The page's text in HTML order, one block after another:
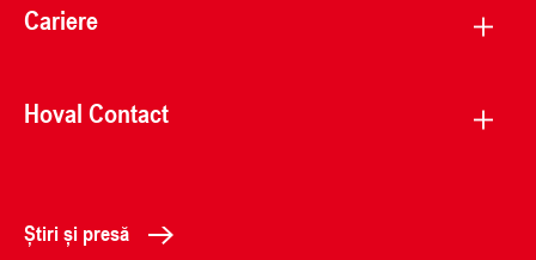
Cariere
Hoval Contact
Știri și presă